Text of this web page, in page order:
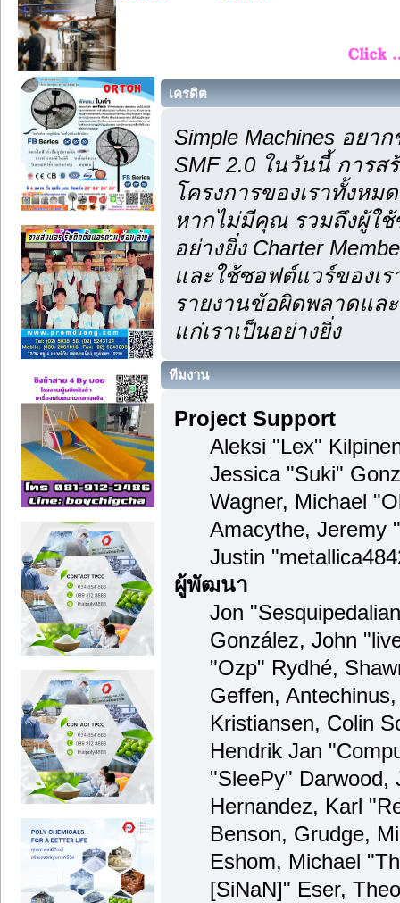
เครดิต
Simple Machines อย
SMF 2.0 ในวันนี้ การส
โครงการของเราทั้งหม
หากไม่มีคุณ รวมถึงผู้ใช้
อย่างยิ่ง Charter
และใช้ซอฟต์แวร์ของเ
รายงานข้อผิดพลาดแล
แก่เราเป็นอย่างยิ่ง
ทีมงาน
Project Support
Aleksi "Lex"
Jessica "Suki"
Wagner, Michael
Amacythe, Jeremy
Justin
ผู้พัฒนา
Jon
González, John
"Ozp" Rydhé,
Geffen,
Kristiansen, Colin
Hendrik Jan
"SleePy" Darwood,
Hernandez, Karl
Benson, Grudge,
Eshom, Michael
[SiNaN]" Eser,